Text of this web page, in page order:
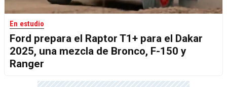
En estudio
Ford prepara el Raptor T1+ para el Dakar
2025, una mezcla de Bronco, F-150 y
Ranger